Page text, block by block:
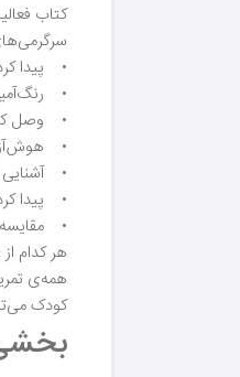
کتاب
• پیدا
•
• وصل
•
• آشنایی
• پیدا
•
هر کدام
همه‌ی
کودک